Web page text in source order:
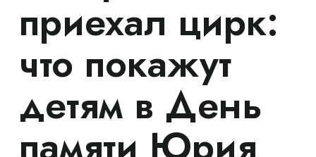
приехал цирк:
что покажут
детям в День